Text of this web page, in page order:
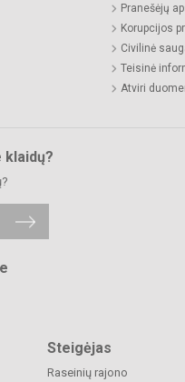
Pranešėjų
Korupcijos
Civilinė
Teisinė
Atviri
klaidų?
Steigėjas
Raseinių rajono